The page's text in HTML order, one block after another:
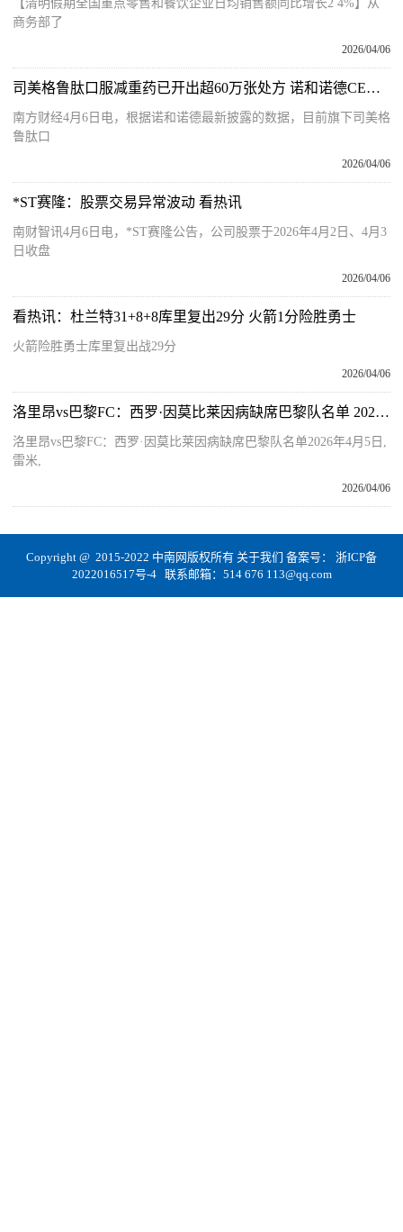
【清明假期全国重点零售和餐饮企业日均销售额同比增长2 4%】从
商务部了
2026/04/06
司美格鲁肽口服减重药已开出超60万张处方 诺和诺德CEO：减重药市场目前仅触及“皮毛”-百事通
南方财经4月6日电，根据诺和诺德最新披露的数据，目前旗下司美格
鲁肽口
2026/04/06
*ST赛隆：股票交易异常波动 看热讯
南财智讯4月6日电，*ST赛隆公告，公司股票于2026年4月2日、4月3
日收盘
2026/04/06
看热讯：杜兰特31+8+8库里复出29分 火箭1分险胜勇士
火箭险胜勇士库里复出战29分
2026/04/06
洛里昂vs巴黎FC：西罗·因莫比莱因病缺席巴黎队名单 2026年4月5日
洛里昂vs巴黎FC：西罗·因莫比莱因病缺席巴黎队名单2026年4月5日,
雷米,
2026/04/06
Copyright @ 2015-2022 中南网版权所有 关于我们 备案号： 浙ICP备
2022016517号-4联系邮箱：514 676 113@qq.com